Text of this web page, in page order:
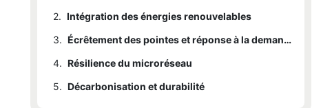
2. Intégration des énergies renouvelables
3.
Écrêtement des pointes et réponse à la demande
4. Résilience du microréseau
5. Décarbonisation et durabilité